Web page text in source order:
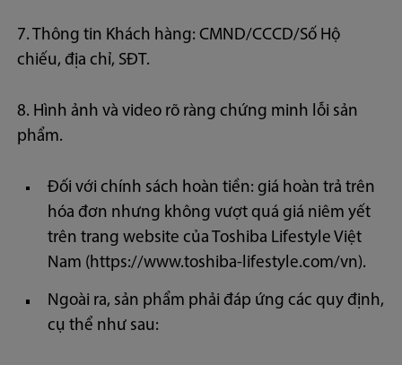
7. Thông tin Khách hàng: CMND/CCCD/Số Hộ
chiếu, địa chỉ, SĐT.
8. Hình ảnh và video rõ ràng chứng minh lỗi sản
phẩm.
Đối với chính sách hoàn tiền: giá hoàn trả trên
hóa đơn nhưng không vượt quá giá niêm yết
trên trang website của Toshiba Lifestyle Việt
Nam (https://www.toshiba-lifestyle.com/vn).
Ngoài ra, sản phẩm phải đáp ứng các quy định,
cụ thể như sau: